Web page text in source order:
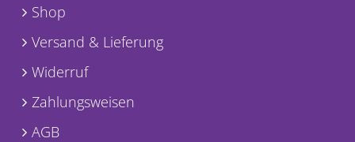
Shop
Versand & Lieferung
Widerruf
Zahlungsweisen
AGB